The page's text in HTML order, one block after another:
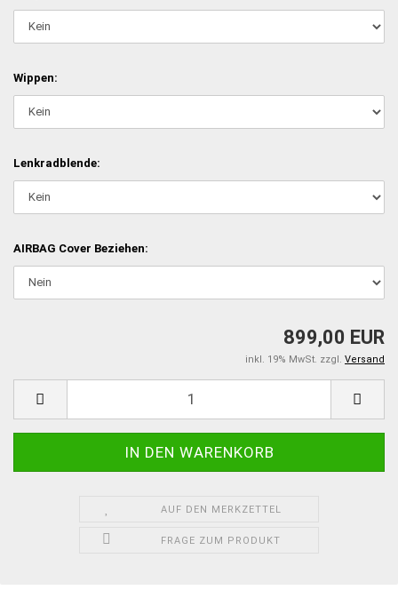
Wippen:
Lenkradblende:
AIRBAG Cover Beziehen:
899,00 EUR
inkl. 19% MwSt. zzgl. Versand
AUF DEN MERKZETTEL
FRAGE ZUM PRODUKT